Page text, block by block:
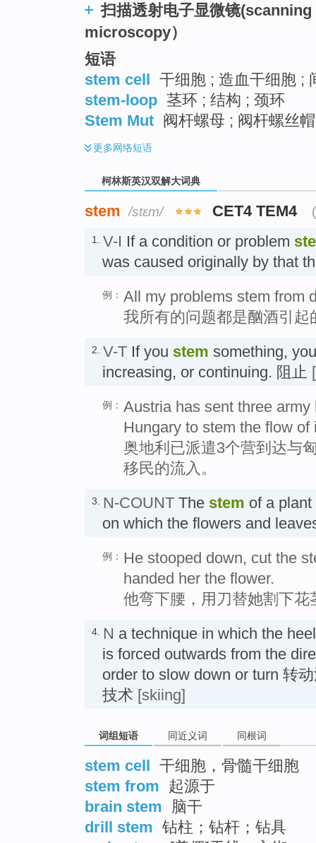
扫描透射电子显微镜
microscopy）
短语
stem cell 干细胞 ; 造血干细胞 ;
stem-loop 茎环 ; 结构 ; 颈环
Stem Mut 阀杆螺母 ; 阀杆螺丝帽
更多网络短语
柯林斯英汉双解大词典
stem /stɛm/ CET4 TEM4
1. V-I If a condition or problem
was caused originally by that
例： All my problems stem from
我所有的问题都是酗酒引起
2. V-T If you stem something,
increasing, or continuing. 阻止
例： Austria has sent three
Hungary to stem the flow
奥地利已派遣3个营到达与
移民的流入。
3. N-COUNT The stem of a
on which the flowers and
例： He stooped down, cut the
handed her the flower.
他弯下腰，用刀替她割下
4. N a technique in which the
is forced outwards from the
order to slow down or turn 转
技术 [skiing]
词组短语 同近义词 同根词
stem cell 干细胞，骨髓干细胞
stem from 起源于
brain stem
脑干
drill stem 钻柱；钻杆；钻具